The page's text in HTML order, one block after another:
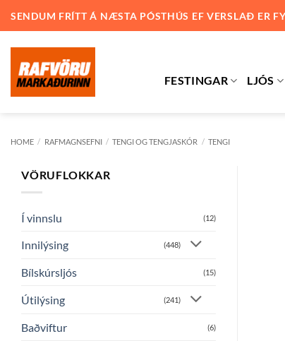
SENDUM FRÍTT Á NÆSTA PÓSTHÚS EF VERSLAÐ ER
FESTINGAR LJÓS
HOME / RAFMAGNSEFNI / TENGI OG TENGJASKÓR / TENGI
VÖRUFLOKKAR
Í vinnslu (12)
Innilýsing (448)
Bílskúrsljós (15)
Útilýsing (241)
Baðviftur (6)